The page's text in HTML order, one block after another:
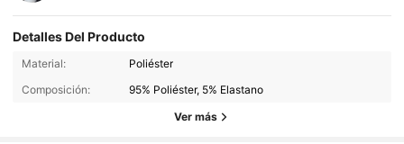
Detalles Del Producto
Material:
Poliéster
Composición:
95% Poliéster, 5% Elastano
Ver más
4,95 427K Seguidores